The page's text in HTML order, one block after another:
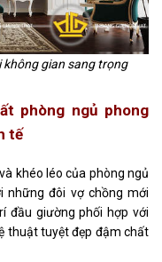
không gian sang trọng
phòng ngủ phong
tế
khéo léo của phòng ngủ
những đôi vợ chồng mới
đầu giường phối hợp với
thuật tuyệt đẹp đậm chất